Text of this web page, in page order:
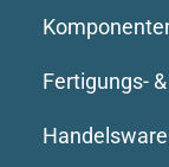
Fertigungs-